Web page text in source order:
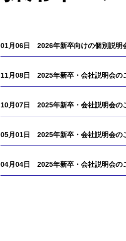
01月06日 2026年新卒向けの個別説明
11月08日 2025年新卒・会社説明会の
10月07日 2025年新卒・会社説明会の
05月01日 2025年新卒・会社説明会の
04月04日 2025年新卒・会社説明会の